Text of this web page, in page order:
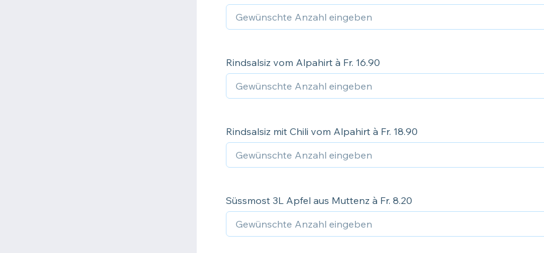
Rindsalsiz vom Alpahirt à Fr. 16.90
Rindsalsiz mit Chili vom Alpahirt à Fr. 18.90
Süssmost 3L Apfel aus Muttenz à Fr. 8.20